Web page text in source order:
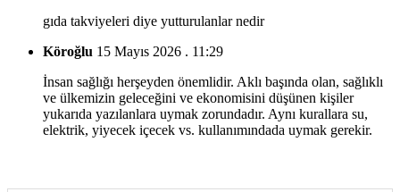
gıda takviyeleri diye yutturulanlar nedir
Köroğlu 15 Mayıs 2026 . 11:29
İnsan sağlığı herşeyden önemlidir. Aklı başında olan, sağlıklı
ve ülkemizin geleceğini ve ekonomisini düşünen kişiler
yukarıda yazılanlara uymak zorundadır. Aynı kurallara su,
elektrik, yiyecek içecek vs. kullanımındada uymak gerekir.